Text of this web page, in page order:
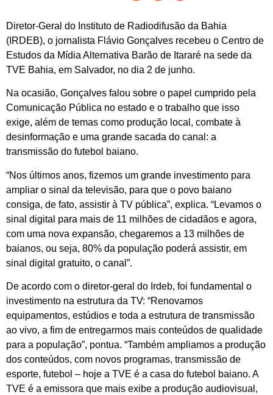
Diretor-Geral do Instituto de Radiodifusão da Bahia
(IRDEB), o jornalista Flávio Gonçalves recebeu o Centro de
Estudos da Mídia Alternativa Barão de Itararé na sede da
TVE Bahia, em Salvador, no dia 2 de junho.
Na ocasião, Gonçalves falou sobre o papel cumprido pela
Comunicação Pública no estado e o trabalho que isso
exige, além de temas como produção local, combate à
desinformação e uma grande sacada do canal: a
transmissão do futebol baiano.
“Nos últimos anos, fizemos um grande investimento para
ampliar o sinal da televisão, para que o povo baiano
consiga, de fato, assistir à TV pública”, explica. “Levamos o
sinal digital para mais de 11 milhões de cidadãos e agora,
com uma nova expansão, chegaremos a 13 milhões de
baianos, ou seja, 80% da população poderá assistir, em
sinal digital gratuito, o canal”.
De acordo com o diretor-geral do Irdeb, foi fundamental o
investimento na estrutura da TV: “Renovamos
equipamentos, estúdios e toda a estrutura de transmissão
ao vivo, a fim de entregarmos mais conteúdos de qualidade
para a população”, pontua. “Também ampliamos a produção
dos conteúdos, com novos programas, transmissão de
esporte, futebol – hoje a TVE é a casa do futebol baiano. A
TVE é a emissora que mais exibe a produção audiovisual,